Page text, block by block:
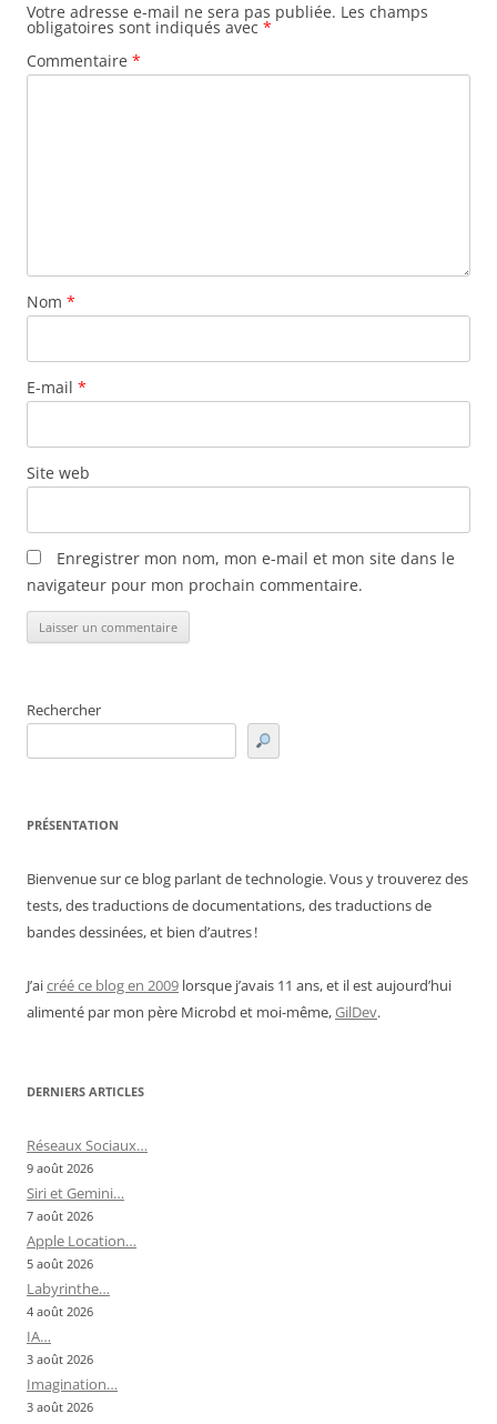
Votre adresse e-mail ne sera pas publiée. Les champs
obligatoires sont indiqués avec *
Commentaire *
Nom *
E-mail *
Site web
Enregistrer mon nom, mon e-mail et mon site dans le
navigateur pour mon prochain commentaire.
Rechercher
PRÉSENTATION
Bienvenue sur ce blog parlant de technologie. Vous y trouverez des
tests, des traductions de documentations, des traductions de
bandes dessinées, et bien d’autres !
J’aicréé ce blog en 2009 lorsque j’avais 11 ans, et il est aujourd’hui
alimenté par mon père Microbd et moi-même,GilDev.
DERNIERS ARTICLES
Réseaux Sociaux…
9 août 2026
Siri et Gemini…
7 août 2026
Apple Location…
5 août 2026
Labyrinthe…
4 août 2026
IA…
3 août 2026
Imagination…
3 août 2026